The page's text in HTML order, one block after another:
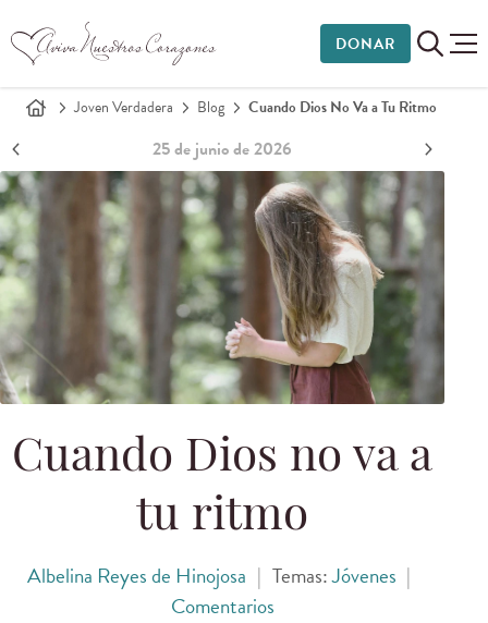
DONAR
Joven Verdadera Blog Cuando Dios No Va a Tu Ritmo
25 de junio de 2026
Cuando Dios no va a
tu ritmo
Albelina Reyes de Hinojosa | Temas:Jóvenes |
Comentarios